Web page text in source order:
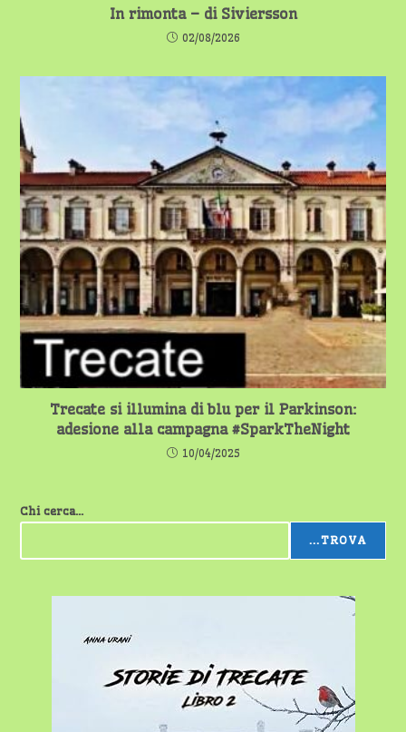
In rimonta – di Siviersson
02/08/2026
Trecate si illumina di blu per il Parkinson:
adesione alla campagna #SparkTheNight
10/04/2025
Chi cerca...
...TROVA